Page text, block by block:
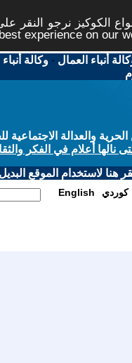
الكوكيز نرجو النقر
experience on our
أنباء العمال -وكالة
والعدالة الاجتماعية
نالها أعلام في الفكر
هنا لاستخدام الموقع البديل
English كوردي